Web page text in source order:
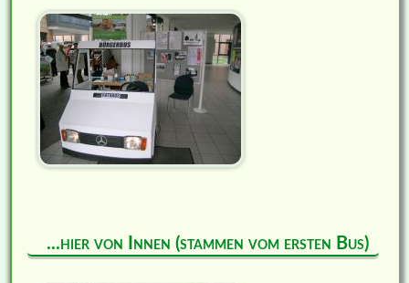
...hier von Innen (stammen vom ersten Bus)